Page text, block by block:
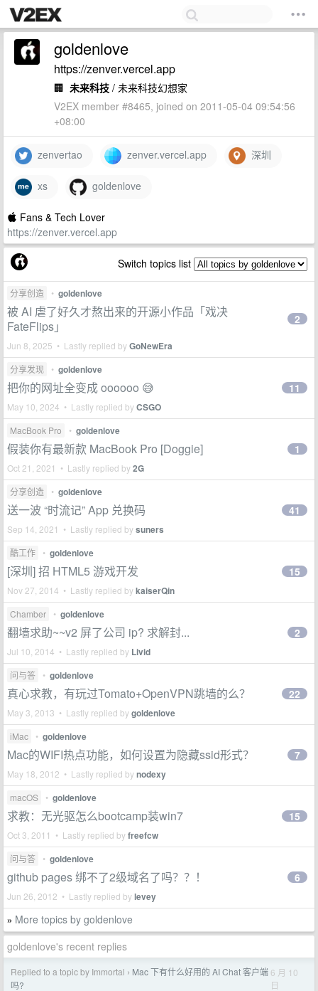
goldenlove
https://zenver.vercel.app
🏢 未来科技 / 未来科技幻想家
V2EX member #8465, joined on 2011-05-04 09:54:56
+08:00
zenvertao zenver.vercel.app 深圳
xs goldenlove
 Fans & Tech Lover
https://zenver.vercel.app
Switch topics list
分享创造 • goldenlove
被 AI 虐了好久才熬出来的开源小作品「戏决
FateFlips」
Jun 8, 2025 • Lastly replied byGoNewEra
2
分享发现 • goldenlove
把你的网址全变成 oooooo 😅
May 10, 2024 • Lastly replied byCSGO
11
MacBook Pro • goldenlove
假装你有最新款 MacBook Pro [Doggie]
Oct 21, 2021 • Lastly replied by2G
1
分享创造 • goldenlove
送一波 “时流记” App 兑换码
Sep 14, 2021 • Lastly replied bysuners
41
酷工作 • goldenlove
[深圳] 招 HTML5 游戏开发
Nov 27, 2014 • Lastly replied bykaiserQin
15
Chamber • goldenlove
翻墙求助~~v2 屏了公司 ip? 求解封...
Jul 10, 2014 • Lastly replied by Livid
2
问与答 • goldenlove
真心求教，有玩过Tomato+OpenVPN跳墙的么？
May 3, 2013 • Lastly replied bygoldenlove
22
iMac • goldenlove
Mac的WIFI热点功能，如何设置为隐藏ssid形式？
May 18, 2012 • Lastly replied bynodexy
7
macOS • goldenlove
求教：无光驱怎么bootcamp装win7
Oct 3, 2011 • Lastly replied byfreefcw
15
问与答 • goldenlove
github pages 绑不了2级域名了吗？？！
Jun 26, 2012 • Lastly replied bylevey
6
» More topics by goldenlove
goldenlove's recent replies
Replied to a topic by Immortal › Mac 下有什么好用的 AI Chat 客户端
吗?
6 月 10
日